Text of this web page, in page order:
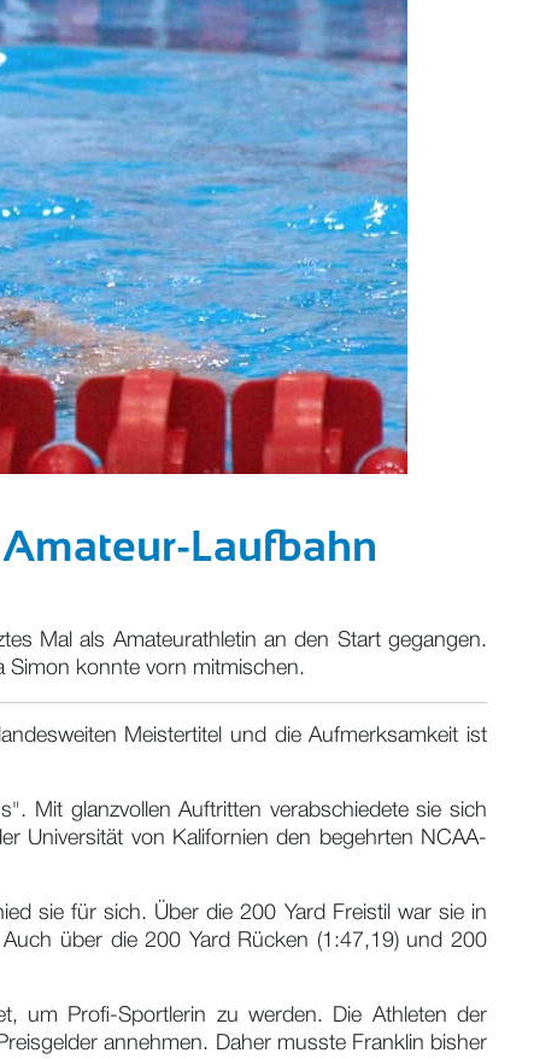
Laufbahn
Mal als Amateurathletin an den Start gegangen.
Simon konnte vorn mitmischen.
Meistertitel und die Aufmerksamkeit ist
Mit glanzvollen Auftritten verabschiedete sie sich
Universität von Kalifornien den begehrten NCAA-
sie für sich. Über die 200 Yard Freistil war sie in
über die 200 Yard Rücken (1:47,19) und 200
um Profi-Sportlerin zu werden. Die Athleten der
annehmen. Daher musste Franklin bisher